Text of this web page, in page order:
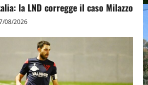
la LND corregge il caso Milazzo
08/2026